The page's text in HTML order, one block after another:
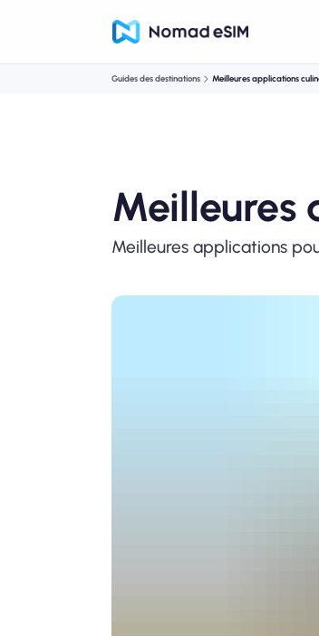
Guides des destinations Meilleures applications
Meilleures
Meilleures applications